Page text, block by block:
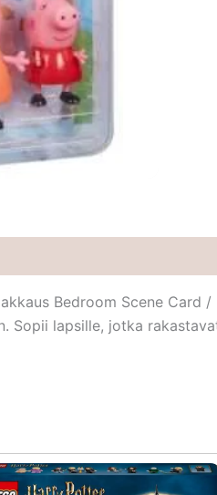
Bedroom Scene Card
Sopii lapsille, jotka